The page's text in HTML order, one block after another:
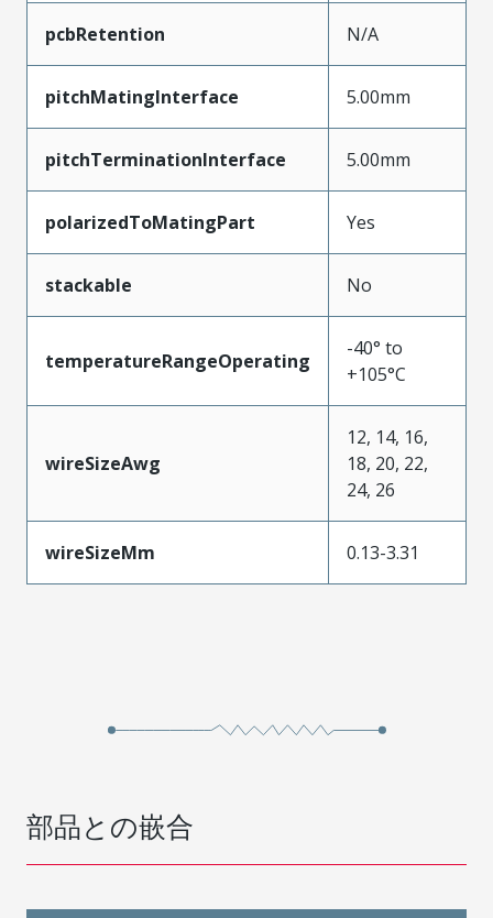
pcbRetention N/A
pitchMatingInterface 5.00mm
pitchTerminationInterface 5.00mm
polarizedToMatingPart Yes
stackable No
temperatureRangeOperating
-40° to
+105°C
wireSizeAwg
12, 14, 16,
18, 20, 22,
24, 26
wireSizeMm 0.13-3.31
部品との嵌合